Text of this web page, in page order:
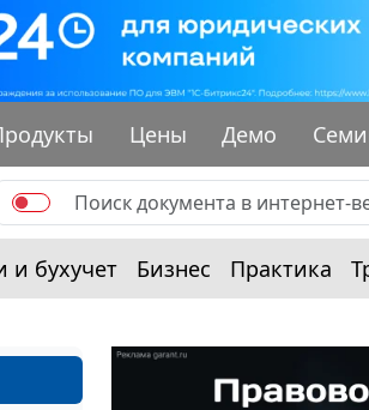
Цены Демо
и бухучет Бизнес Практика